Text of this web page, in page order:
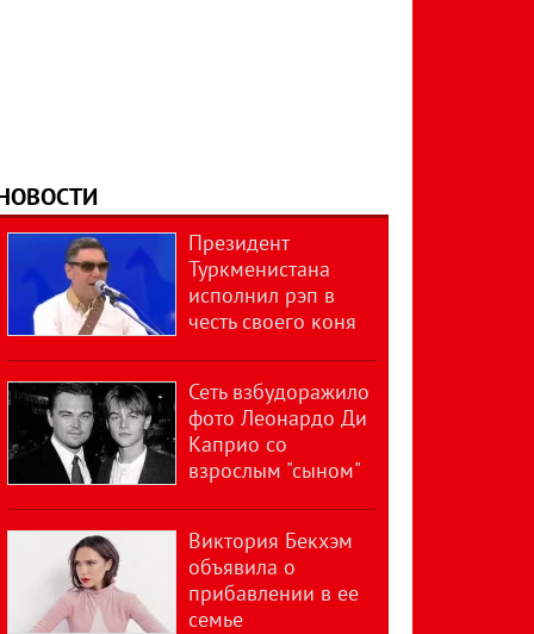
Президент
Туркменистана
исполнил рэп в
честь своего коня
Сеть взбудоражило
фото Леонардо Ди
Каприо со
взрослым "сыном"
Виктория Бекхэм
объявила о
прибавлении в ее
семье